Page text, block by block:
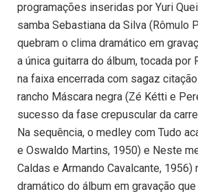
programações inseridas por Yuri
samba Sebastiana da Silva (Rômulo
quebram o clima dramático em
a única guitarra do álbum, tocada por
na faixa encerrada com sagaz
rancho Máscara negra (Zé Kétti e
sucesso da fase crepuscular da
Na sequência, o medley com Tudo
e Oswaldo Martins, 1950) e Neste
Caldas e Armando Cavalcante,
dramático do álbum em gravação